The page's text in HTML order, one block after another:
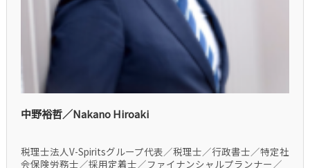
中野裕哲／Nakano Hiroaki
税理士法人V-Spiritsグループ代表／税理士／行政書士／特定社
会保険労務士／採用定着士／ファイナンシャルプランナー／